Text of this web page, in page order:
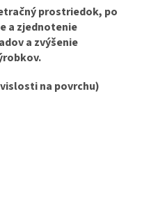
prostriedok, po
a zjednotenie
a zvýšenie
na povrchu)